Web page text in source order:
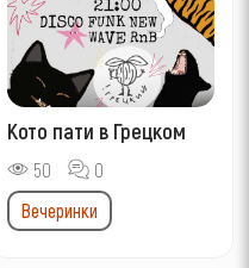
Кото пати в Грецком
50
0
Вечеринки